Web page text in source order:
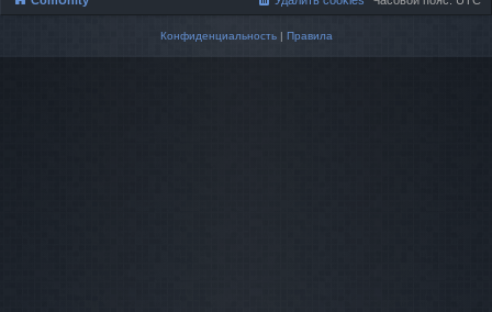
Конфиденциальность| Правила